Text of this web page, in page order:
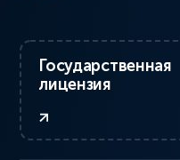
Государственная
лицензия